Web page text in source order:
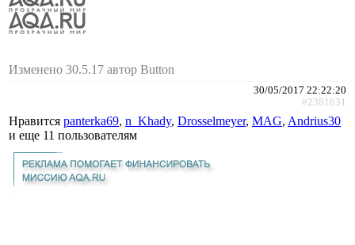
Изменено 30.5.17 автор Button
30/05/2017 22:22:20
#2381631
Нравится panterka69, n_Khady, Drosselmeyer, MAG, Andrius30
и еще 11 пользователям